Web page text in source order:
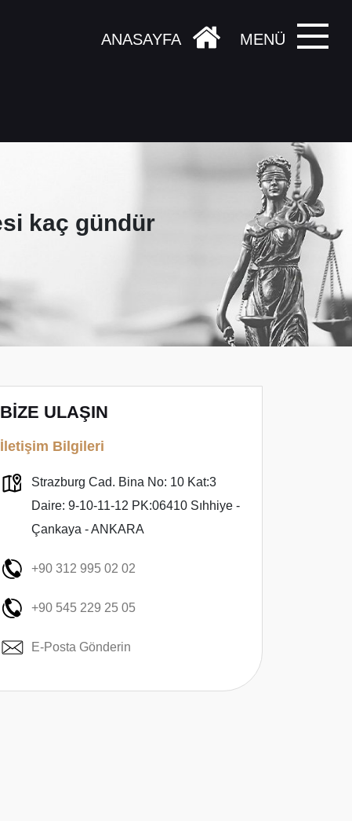
MENÜ
ANASAYFA
kaç gündür
BİZE ULAŞIN
İletişim Bilgileri
Strazburg Cad. Bina No: 10 Kat:3
Daire: 9-10-11-12 PK:06410 Sıhhiye -
Çankaya - ANKARA
+90 312 995 02 02
+90 545 229 25 05
E-Posta Gönderin